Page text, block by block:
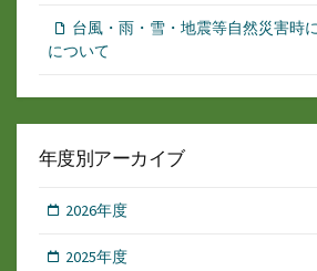
台風・雨・雪・地震等自然災害時
について
年度別アーカイブ
2026年度
2025年度